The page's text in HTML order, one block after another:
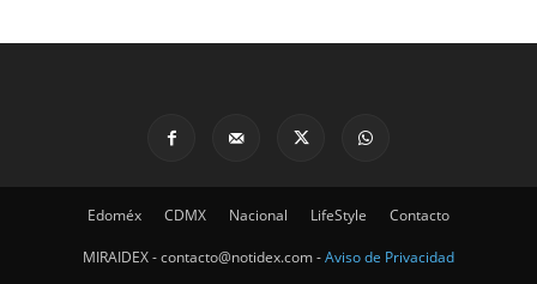
Edoméx CDMX Nacional LifeStyle Contacto
MIRAIDEX - contacto@notidex.com -Aviso de Privacidad